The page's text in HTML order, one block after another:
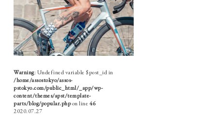
Warning: Undefined variable $post_id in
/home/assostokyo/assos-
pstokyo.com/public_html/_app/wp-
content/themes/apst/template-
parts/blog/popular.phpon line 46
2020.07.27